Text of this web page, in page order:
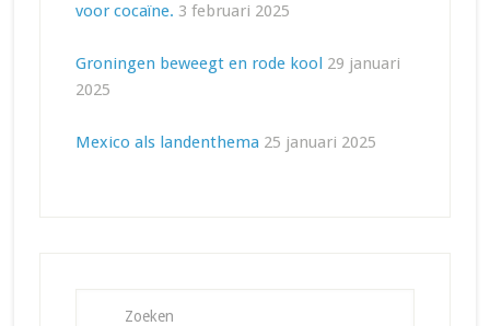
voor cocaïne. 3 februari 2025
Groningen beweegt en rode kool 29 januari
2025
Mexico als landenthema 25 januari 2025